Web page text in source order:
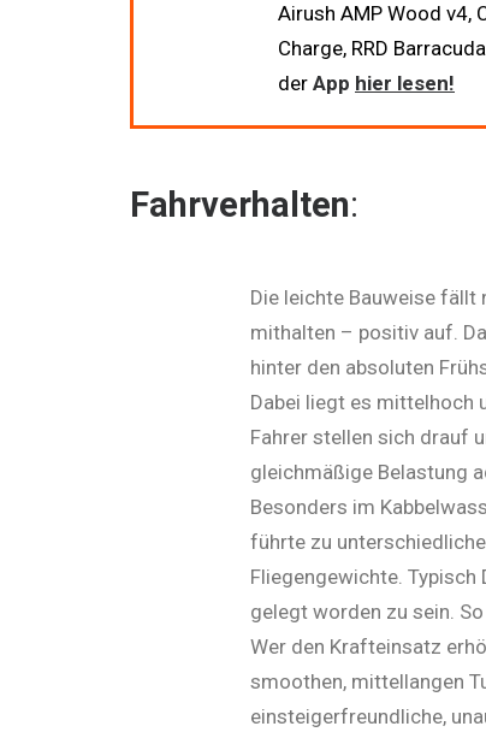
Airush AMP Wood v4,
Charge, RRD
der App hier lesen!
Fahrverhalten:
Die leichte Bauweise fällt
mithalten – positiv auf.
hinter den absoluten
Dabei liegt es mittelhoch
Fahrer stellen sich drauf
gleichmäßige Be­las­tung
Besonders im
führte zu
Fliegen­ge­wich­te.
gelegt worden zu sein.
Wer den Kraft­einsatz
smoo­then, mittellangen
einstei­ger­freund­li­che,